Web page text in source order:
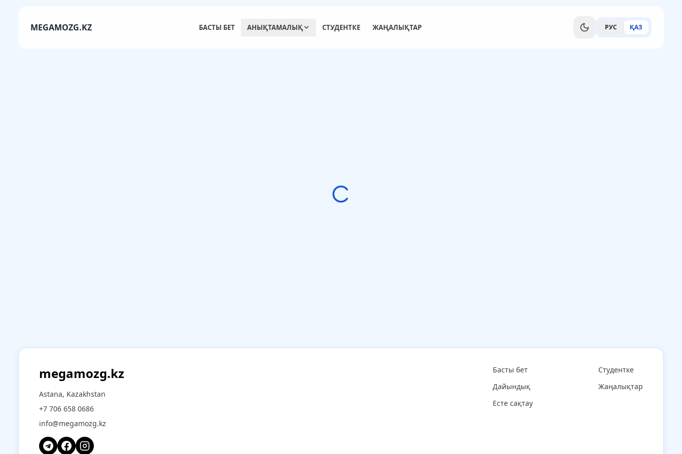
MEGAMOZG.KZ БАСТЫ БЕТ АНЫҚТАМАЛЫҚ СТУДЕНТКЕ ЖАҢАЛЫҚТАР РУС ҚАЗ
megamozg.kz
Astana, Kazakhstan
+7 706 658 0686
info@megamozg.kz
Басты бет
Дайындық
Есте сақтау
Студентке
Жаңалықтар